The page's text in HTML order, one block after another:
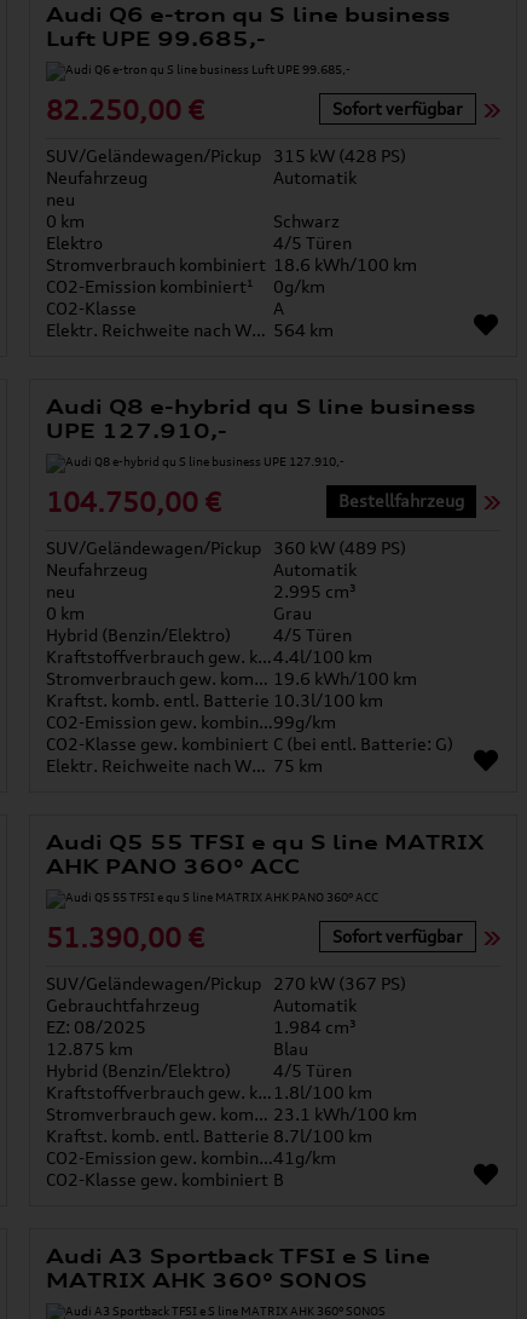
Audi Q6 e-tron qu S line business
Luft UPE 99.685,-
82.250,00 € Sofort verfügbar
SUV/Geländewagen/Pickup
315 kW (428 PS)
Neufahrzeug
Automatik
neu
0 km
Schwarz
Elektro
4/5 Türen
Stromverbrauch kombiniert 18.6 kWh/100 km
CO2-Emission kombiniert¹
0g/km
CO2-Klasse
A
Elektr. Reichweite nach WLTP* 564 km
Audi Q8 e-hybrid qu S line business
UPE 127.910,-
104.750,00 € Bestellfahrzeug
SUV/Geländewagen/Pickup
360 kW (489 PS)
Neufahrzeug
Automatik
neu
2.995 cm³
0 km
Grau
Hybrid (Benzin/Elektro)
4/5 Türen
Kraftstoffverbrauch gew. kombiniert4.4l/100 km
Stromverbrauch gew. kombiniert 19.6 kWh/100 km
Kraftst. komb. entl. Batterie 10.3l/100 km
CO2-Emission gew. kombiniert99g/km
CO2-Klasse gew. kombiniert C (bei entl. Batterie: G)
Elektr. Reichweite nach WLTP* 75 km
Audi Q5 55 TFSI e qu S line MATRIX
AHK PANO 360° ACC
51.390,00 € Sofort verfügbar
SUV/Geländewagen/Pickup
270 kW (367 PS)
Gebrauchtfahrzeug
Automatik
EZ: 08/2025
1.984 cm³
12.875 km
Blau
Hybrid (Benzin/Elektro)
4/5 Türen
Kraftstoffverbrauch gew. kombiniert 1.8l/100 km
Stromverbrauch gew. kombiniert 23.1 kWh/100 km
Kraftst. komb. entl. Batterie 8.7l/100 km
CO2-Emission gew. kombiniert41g/km
CO2-Klasse gew. kombiniert B
Audi A3 Sportback TFSI e S line
MATRIX AHK 360° SONOS